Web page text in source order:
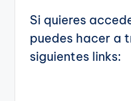
Si quieres
puedes hacer a
siguientes links: